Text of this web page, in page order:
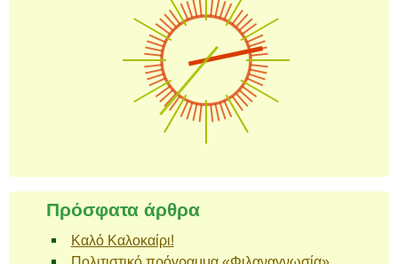
Πρόσφατα άρθρα
Καλό Καλοκαίρι!